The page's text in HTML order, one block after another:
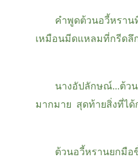
คำพูดต้วนอวี้หราน
เหมือนมีดแหลมที่กรีดลึ
นางอัปลักษณ์...ต้วน
มากมาย สุดท้ายสิ่งที่ได้
ต้วนอวี้หรานยกมือ